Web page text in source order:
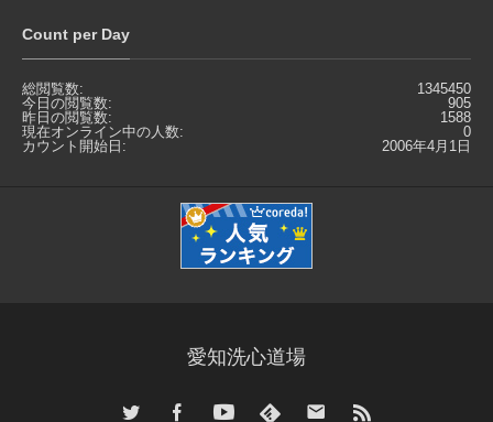
Count per Day
1345450
総閲覧数:
905
今日の閲覧数:
1588
昨日の閲覧数:
0
現在オンライン中の人数:
2006年4月1日
カウント開始日:
愛知洗心道場